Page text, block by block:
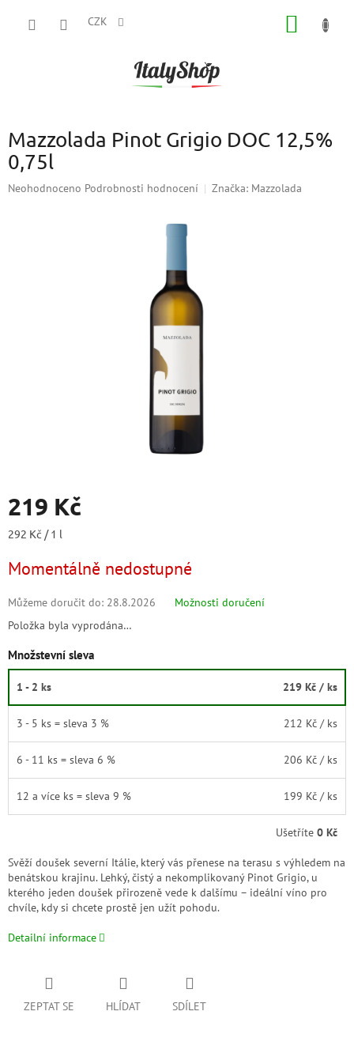
CZK
Mazzolada Pinot Grigio DOC 12,5%
0,75l
Průměrné
Neohodnoceno Podrobnosti hodnocení Značka: Mazzolada
219 Kč
Měrná
292 Kč / 1 l
Momentálně nedostupné
Můžeme doručit do: 28.8.2026
Možnosti doručení
Položka byla vyprodána…
Množstevní sleva
1 - 2 ks 219 Kč / ks
3 - 5 ks = sleva 3 % 212 Kč / ks
6 - 11 ks = sleva 6 % 206 Kč / ks
12 a více ks = sleva 9 % 199 Kč / ks
Ušetříte 0 Kč
Svěží doušek severní Itálie, který vás přenese na terasu s výhledem na
benátskou krajinu. Lehký, čistý a nekomplikovaný Pinot Grigio, u
kterého jeden doušek přirozeně vede k dalšímu – ideální víno pro
chvíle, kdy si chcete prostě jen užít pohodu.
Detailní informace
ZEPTAT SE HLÍDAT SDÍLET